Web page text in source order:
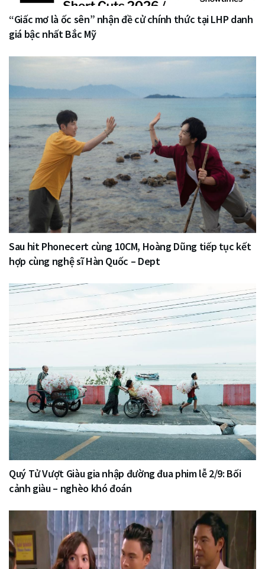
“Giấc mơ là ốc sên” nhận đề cử chính thức tại LHP danh
giá bậc nhất Bắc Mỹ
Sau hit Phonecert cùng 10CM, Hoàng Dũng tiếp tục kết
hợp cùng nghệ sĩ Hàn Quốc – Dept
Quý Tử Vượt Giàu gia nhập đường đua phim lễ 2/9: Bối
cảnh giàu – nghèo khó đoán